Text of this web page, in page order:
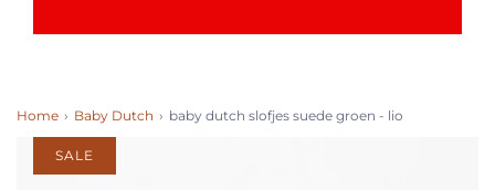
Home › Baby Dutch › baby dutch slofjes suede groen - lio
SALE